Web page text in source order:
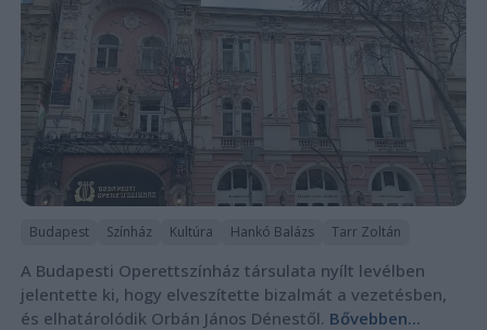
Budapest Színház Kultúra Hankó Balázs Tarr Zoltán
A Budapesti Operettszínház társulata nyílt levélben
jelentette ki, hogy elveszítette bizalmát a vezetésben,
és elhatárolódik Orbán János Dénestől. Bővebben...